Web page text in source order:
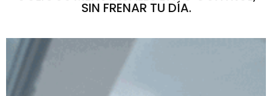
SIN FRENAR TU DÍA.